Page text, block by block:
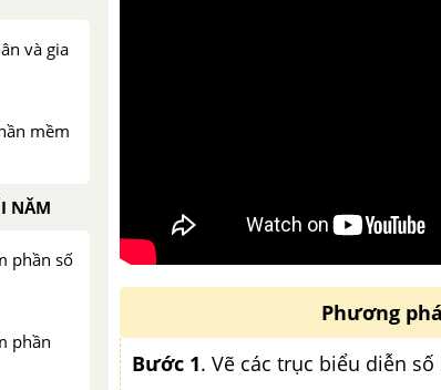
và gia
mềm
NĂM
phần số
phần
Phương
Bước 1. Vẽ các trục biểu diễn